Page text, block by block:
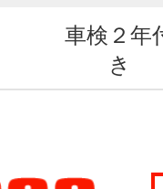
車検２年
き